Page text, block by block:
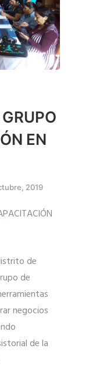
EN
2019
de
de
negocios
de la